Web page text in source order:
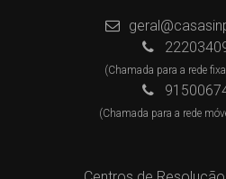
(Chamada para a rede
(Chamada para a rede